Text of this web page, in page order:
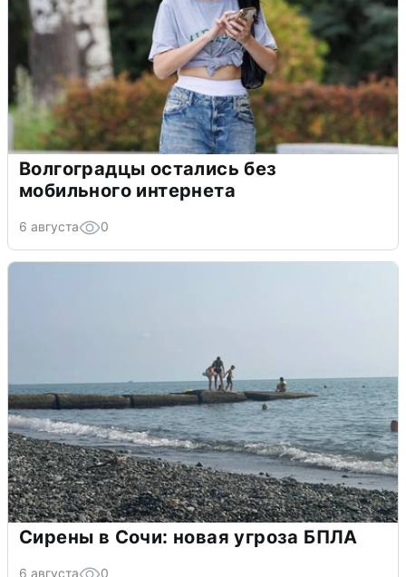
Волгоградцы остались без
мобильного интернета
6 августа 0
Сирены в Сочи: новая угроза БПЛА
6 августа 0